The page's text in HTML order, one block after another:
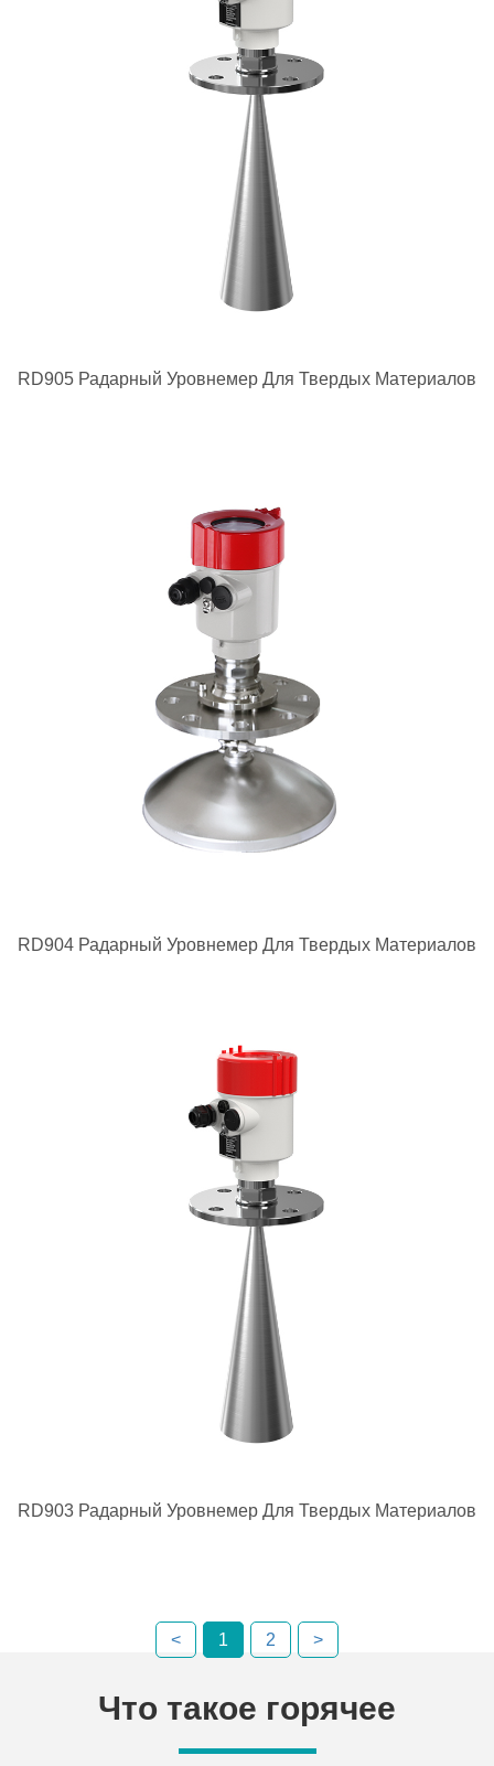
RD905 Радарный Уровнемер Для Твердых Материалов
RD904 Радарный Уровнемер Для Твердых Материалов
RD903 Радарный Уровнемер Для Твердых Материалов
< 1 2 >
Что такое горячее